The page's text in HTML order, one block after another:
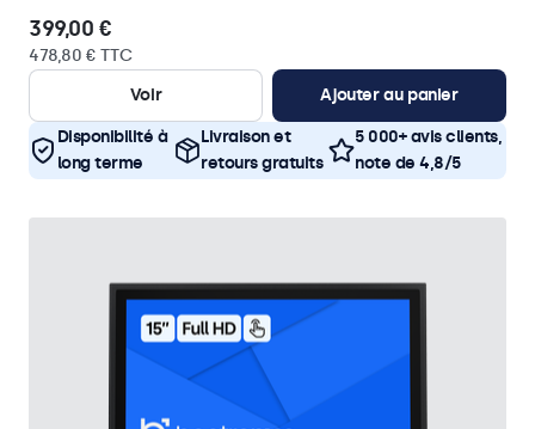
399,00 €
478,80 € TTC
Voir
Ajouter au panier
Disponibilité à
long terme
Livraison et
retours gratuits
5 000+ avis clients,
note de 4,8/5